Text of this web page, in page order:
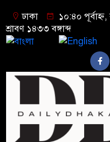
ঢাকা
১০:৪০
শ্রাবণ ১৪৩৩ বঙ্গাব্দ